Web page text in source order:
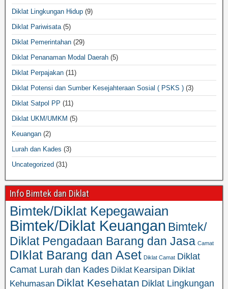
Diklat Lingkungan Hidup (9)
Diklat Pariwisata(5)
Diklat Pemerintahan (29)
Diklat Penanaman Modal Daerah (5)
Diklat Perpajakan (11)
Diklat Potensi dan Sumber Kesejahteraan Sosial ( PSKS ) (3)
Diklat Satpol PP (11)
Diklat UKM/UMKM (5)
Keuangan (2)
Lurah dan Kades (3)
Uncategorized (31)
Info Bimtek dan Diklat
Bimtek/Diklat Kepegawaian
Bimtek/Diklat Keuangan Bimtek/
Diklat Pengadaan Barang dan Jasa Camat
DIklat Barang dan Aset Diklat Camat Diklat
Camat Lurah dan Kades Diklat Kearsipan Diklat
Kehumasan Diklat Kesehatan Diklat Lingkungan